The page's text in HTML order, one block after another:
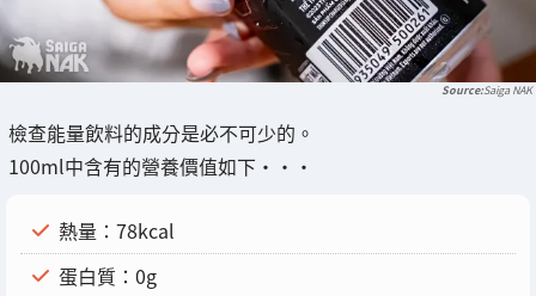
Saiga NAK
檢查能量飲料的成分是必不可少的。
100ml中含有的營養價值如下・・・
熱量：78kcal
蛋白質：0g